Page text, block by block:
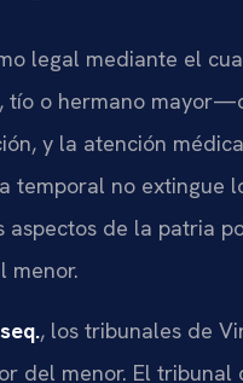
legal mediante el
tío o hermano
y la atención
no extingue
aspectos de la patria
menor.
, los tribunales de
del menor. El tribunal